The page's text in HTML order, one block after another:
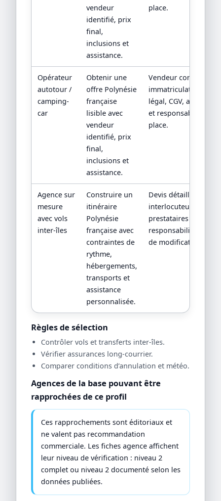
vendeur
identifié, prix
final,
inclusions et
assistance.
place.
Opérateur
autotour /
camping-
car
Obtenir une
offre Polynésie
française
lisible avec
vendeur
identifié, prix
final,
inclusions et
assistance.
Vendeur contractuel,
immatriculation/
légal, CGV, assistance
et responsabilité sur
place.
Agence sur
mesure
avec vols
inter-îles
Construire un
itinéraire
Polynésie
française avec
contraintes de
rythme,
hébergements,
transports et
assistance
personnalisée.
Devis détaillé,
interlocuteur,
prestataires locaux et
responsabilités en
de modification.
Règles de sélection
Contrôler vols et transferts inter-îles.
Vérifier assurances long-courrier.
Comparer conditions d’annulation et météo.
Agences de la base pouvant être
rapprochées de ce profil
Ces rapprochements sont éditoriaux et
ne valent pas recommandation
commerciale. Les fiches agence affichent
leur niveau de vérification : niveau 2
complet ou niveau 2 documenté selon les
données publiées.